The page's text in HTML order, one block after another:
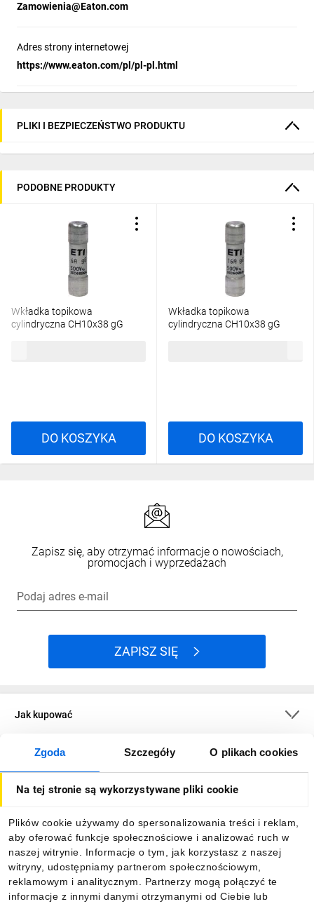
Zgoda Szczegóły O plikach cookies
Na tej stronie są wykorzystywane pliki cookie
Plików cookie używamy do spersonalizowania treści i reklam,
aby oferować funkcje społecznościowe i analizować ruch w
naszej witrynie. Informacje o tym, jak korzystasz z naszej
witryny, udostępniamy partnerom społecznościowym,
reklamowym i analitycznym. Partnerzy mogą połączyć te
informacje z innymi danymi otrzymanymi od Ciebie lub
Zamowienia@Eaton.com
Adres strony internetowej
https://www.eaton.com/pl/pl-pl.html
PLIKI I BEZPIECZEŃSTWO PRODUKTU
PODOBNE PRODUKTY
Wkładka topikowa
cylindryczna CH10x38 gG
DO KOSZYKA
Wkładka topikowa
cylindryczna CH10x38 gG
DO KOSZYKA
Zapisz się, aby otrzymać informacje o nowościach,
promocjach i wyprzedażach
Podaj adres e-mail
ZAPISZ SIĘ
Jak kupować
O firmie
Informacje
Pobierz naszą aplikację mobilną: